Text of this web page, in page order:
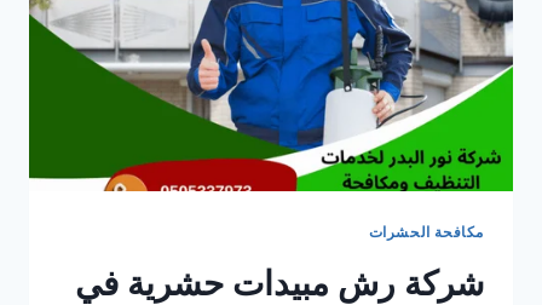
مكافحة الحشرات
شركة رش مبيدات حشرية في